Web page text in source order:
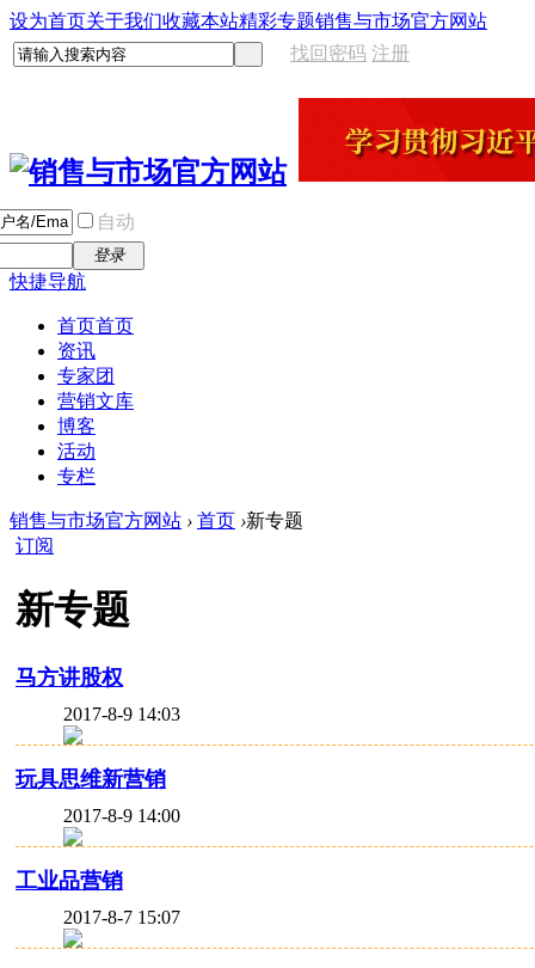
设为首页关于我们收藏本站精彩专题销售与市场官方网站
找回密码 注册
自动
登录
快捷导航
首页首页
资讯
专家团
营销文库
博客
活动
专栏
销售与市场官方网站 › 首页 ›新专题
订阅
新专题
马方讲股权
2017-8-9 14:03
玩具思维新营销
2017-8-9 14:00
工业品营销
2017-8-7 15:07